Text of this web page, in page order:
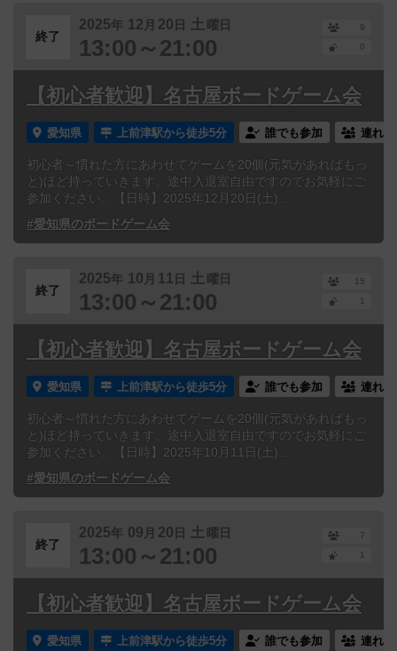
終了
2025年 12 月 20 日 土 曜日
13:00～21:00
9
0
【初心者歓迎】名古屋ボードゲーム会
愛知県 上前津駅から徒歩5分 誰でも参加 連れ
初心者～慣れた方にあわせてゲームを20個(元気があればもっ
と)ほど持っていきます。途中入退室自由ですのでお気軽にご
参加ください。【日時】2025年12月20日(土)...
#愛知県のボードゲーム会
終了
2025年 10 月 11 日 土 曜日
13:00～21:00
15
1
【初心者歓迎】名古屋ボードゲーム会
愛知県 上前津駅から徒歩5分 誰でも参加 連れ
初心者～慣れた方にあわせてゲームを20個(元気があればもっ
と)ほど持っていきます。途中入退室自由ですのでお気軽にご
参加ください。【日時】2025年10月11日(土)...
#愛知県のボードゲーム会
終了
2025年 09 月 20 日 土 曜日
13:00～21:00
7
1
【初心者歓迎】名古屋ボードゲーム会
愛知県 上前津駅から徒歩5分 誰でも参加 連れ